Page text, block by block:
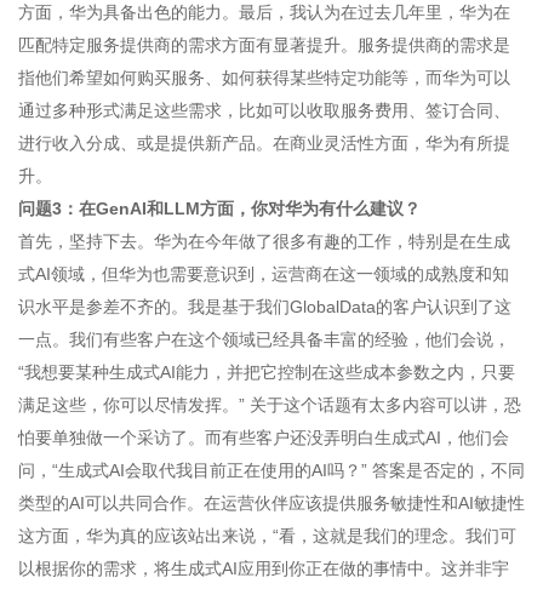
方面，华为具备出色的能力。最后，我认为在过去几年里，华为在
匹配特定服务提供商的需求方面有显著提升。服务提供商的需求是
指他们希望如何购买服务、如何获得某些特定功能等，而华为可以
通过多种形式满足这些需求，比如可以收取服务费用、签订合同、
进行收入分成、或是提供新产品。在商业灵活性方面，华为有所提
升。
问题3：在GenAI和LLM方面，你对华为有什么建议？
首先，坚持下去。华为在今年做了很多有趣的工作，特别是在生成
式AI领域，但华为也需要意识到，运营商在这一领域的成熟度和知
识水平是参差不齐的。我是基于我们GlobalData的客户认识到了这
一点。我们有些客户在这个领域已经具备丰富的经验，他们会说，
“我想要某种生成式AI能力，并把它控制在这些成本参数之内，只要
满足这些，你可以尽情发挥。” 关于这个话题有太多内容可以讲，恐
怕要单独做一个采访了。而有些客户还没弄明白生成式AI，他们会
问，“生成式AI会取代我目前正在使用的AI吗？” 答案是否定的，不同
类型的AI可以共同合作。在运营伙伴应该提供服务敏捷性和AI敏捷性
这方面，华为真的应该站出来说，“看，这就是我们的理念。我们可
以根据你的需求，将生成式AI应用到你正在做的事情中。这并非宇